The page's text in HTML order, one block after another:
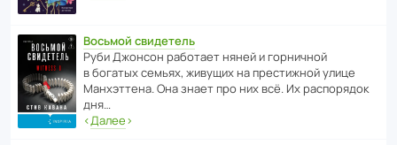
Восьмой свидетель
Руби Джонсон рабо­тает няней и горни­чной
в богатых семьях, живущих на прес­ти­жной улице
Манх­эт­тена. Она знает про них всё. Их распо­рядок
дня…
‹Далее›